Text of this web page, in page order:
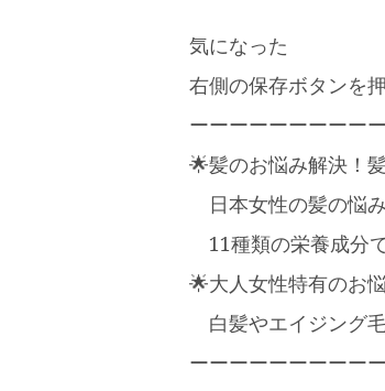
気になった
右側の保存ボタンを
ーーーーーーーーー
🌟髪のお悩み解決！
日本女性の髪の悩
11種類の栄養成分
🌟大人女性特有のお
白髪やエイジング
ーーーーーーーーー